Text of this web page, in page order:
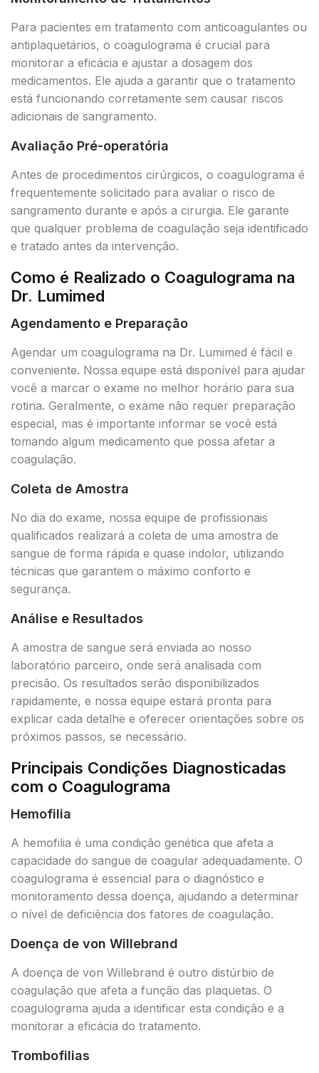
Para pacientes em tratamento com anticoagulantes ou
antiplaquetários, o coagulograma é crucial para
monitorar a eficácia e ajustar a dosagem dos
medicamentos. Ele ajuda a garantir que o tratamento
está funcionando corretamente sem causar riscos
adicionais de sangramento.
Avaliação Pré-operatória
Antes de procedimentos cirúrgicos, o coagulograma é
frequentemente solicitado para avaliar o risco de
sangramento durante e após a cirurgia. Ele garante
que qualquer problema de coagulação seja identificado
e tratado antes da intervenção.
Como é Realizado o Coagulograma na
Dr. Lumimed
Agendamento e Preparação
Agendar um coagulograma na Dr. Lumimed é fácil e
conveniente. Nossa equipe está disponível para ajudar
você a marcar o exame no melhor horário para sua
rotina. Geralmente, o exame não requer preparação
especial, mas é importante informar se você está
tomando algum medicamento que possa afetar a
coagulação.
Coleta de Amostra
No dia do exame, nossa equipe de profissionais
qualificados realizará a coleta de uma amostra de
sangue de forma rápida e quase indolor, utilizando
técnicas que garantem o máximo conforto e
segurança.
Análise e Resultados
A amostra de sangue será enviada ao nosso
laboratório parceiro, onde será analisada com
precisão. Os resultados serão disponibilizados
rapidamente, e nossa equipe estará pronta para
explicar cada detalhe e oferecer orientações sobre os
próximos passos, se necessário.
Principais Condições Diagnosticadas
com o Coagulograma
Hemofilia
A hemofilia é uma condição genética que afeta a
capacidade do sangue de coagular adequadamente. O
coagulograma é essencial para o diagnóstico e
monitoramento dessa doença, ajudando a determinar
o nível de deficiência dos fatores de coagulação.
Doença de von Willebrand
A doença de von Willebrand é outro distúrbio de
coagulação que afeta a função das plaquetas. O
coagulograma ajuda a identificar esta condição e a
monitorar a eficácia do tratamento.
Trombofilias